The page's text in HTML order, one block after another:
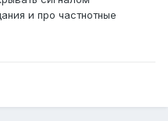
и про частнотные